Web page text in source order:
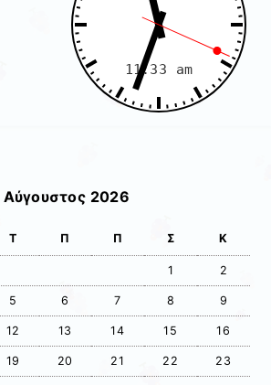
Αύγουστος 2026
Τ Π Π Σ Κ
1 2
5 6 7 8 9
12 13 14 15 16
19 20 21 22 23